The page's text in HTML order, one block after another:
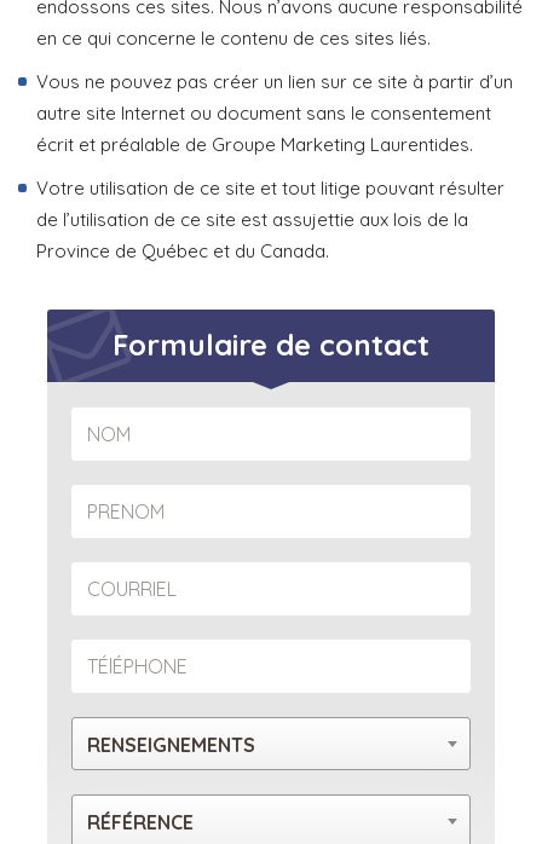
endossons ces sites. Nous n’avons aucune responsabilité
en ce qui concerne le contenu de ces sites liés.
Vous ne pouvez pas créer un lien sur ce site à partir d’un
autre site Internet ou document sans le consentement
écrit et préalable de Groupe Marketing Laurentides.
Votre utilisation de ce site et tout litige pouvant résulter
de l’utilisation de ce site est assujettie aux lois de la
Province de Québec et du Canada.
Formulaire de contact
RENSEIGNEMENTS
RÉFÉRENCE